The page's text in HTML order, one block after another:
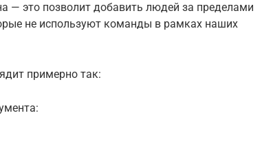
— это позволит добавить людей за пределами
не используют команды в рамках наших
примерно так: